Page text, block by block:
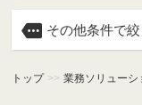
 その他条件で
トップ >> 業務ソリューシ